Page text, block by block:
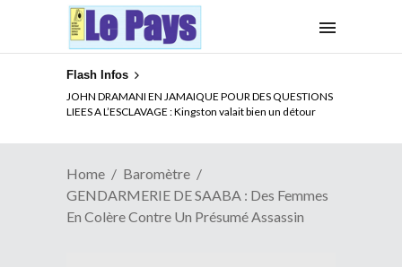
Flash Infos
JOHN DRAMANI EN JAMAIQUE POUR DES QUESTIONS
LIEES A L’ESCLAVAGE : Kingston valait bien un détour
ELECTION DE TALON A LA TETE DU SENAT BENINOIS :
Quand Patrice quitte le pouvoir sans partir !
Home
Baromètre
GENDARMERIE DE SAABA : Des Femmes
En Colère Contre Un Présumé Assassin